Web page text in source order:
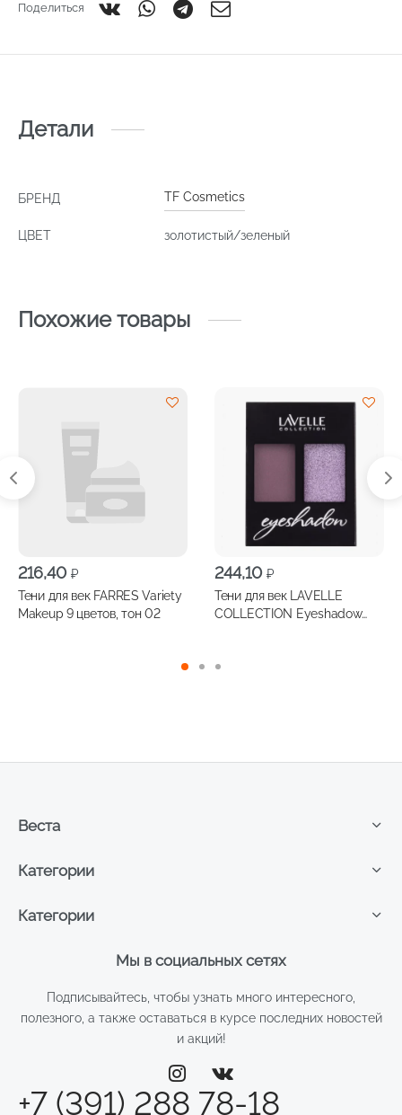
Поделиться
Детали
БРЕНД TF Cosmetics
ЦВЕТ золотистый/зеленый
Похожие товары
216,40 ₽
Тени для век FARRES Variety
Makeup 9 цветов, тон 02
244,10 ₽
Тени для век LAVELLE
COLLECTION Eyeshadow
шиммер
Мы в социальных сетях
Подписывайтесь, чтобы узнать много интересного,
полезного, а также оставаться в курсе последних новостей
и акций!
+7 (391) 288 78-18
Категории
Категории
Веста